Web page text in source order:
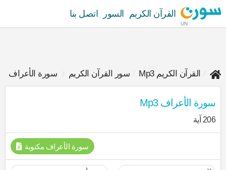
UN
القرآن الكريم السور اتصل بنا
القرآن الكريم Mp3 سور القرآن الكريم سورة الأعراف
سورة الأعراف Mp3
206 آية
سورة الأعراف مكتوبة